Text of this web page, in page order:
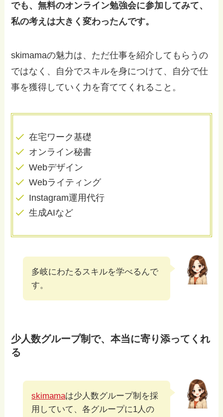
でも、無料のオンライン勉強会に参加してみて、
私の考えは大きく変わったんです。
skimamaの魅力は、ただ仕事を紹介してもらうの
ではなく、自分でスキルを身につけて、自分で仕
事を獲得していく力を育ててくれること。
在宅ワーク基礎
オンライン秘書
Webデザイン
Webライティング
Instagram運用代行
生成AIなど
多岐にわたるスキルを学べるんで
す。
少人数グループ制で、本当に寄り添ってくれ
る
skimamaは少人数グループ制を採
用していて、各グループに1人の